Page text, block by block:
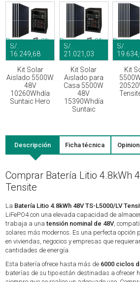
S/.
16.249,68
Descuento 9%
Kit Solar
Aislado 5500W
48V
10260Whdía
Suntaic Hero
S/.
21.021,03
Descuento 9%
Kit Solar
Aislado para
Casa 5500W
48V
15390Whdía
Suntaic
S/.
Kit
Descripción Ficha técnica
Comprar Batería Litio 4.8kWh
Tensite
La Batería Litio 4.8kWh 48V TS-L5000/LV
LiFePO4 con una elevada capacidad de
trabaja a unatensión nominal de 48V,
solares más modernos. Es una perfecta opción
en viviendas, negocios y empresas que
cantidades de energía.
Esta batería ofrece hasta más de 6000 ciclos
baterías de su tipo están destinadas a ofrecer